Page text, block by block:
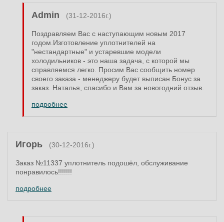
Admin (31-12-2016г.)
Поздравляем Вас с наступающим новым 2017
годом.Изготовление уплотнителей на
"нестандартные" и устаревшие модели
холодильников - это наша задача, с которой мы
справляемся легко. Просим Вас сообщить номер
своего заказа - менеджеру будет выписан Бонус за
заказ. Наталья, спасибо и Вам за новогодний отзыв.
подробнее
Игорь (30-12-2016г.)
Заказ №11337 уплотнитель подошёл, обслуживание
понравилось!!!!!!!
подробнее